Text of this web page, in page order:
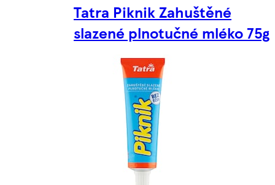
Tatra Piknik Zahuštěné
slazené plnotučné mléko 75g